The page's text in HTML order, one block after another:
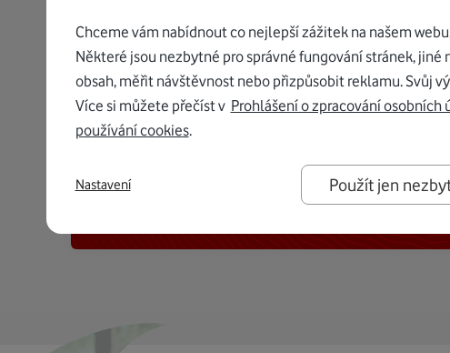
K internetu vám dáme
od 150 Kč měsíčně
Chceme vám nabídnout co nejlepší zážitek na našem
Některé jsou nezbytné pro správné fungování stránek, jiné
obsah, měřit návštěvnost nebo přizpůsobit reklamu. Svůj
Více si můžete přečíst v Prohlášení o zpracování osobních
používání cookies.
Použít jen
Nastavení